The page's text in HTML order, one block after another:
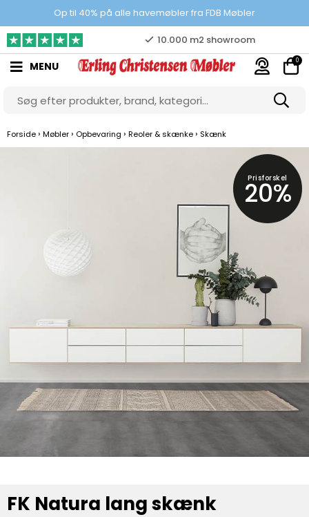
Op til 40% på alle havemøbler fra FDB Møbler
Prisgaranti
10.000 m2 showroom
Gratis & gode parkeringsforhold
MENU 0
Forside › Møbler › Opbevaring › Reoler & skænke › Skænk
Prisforskel
20%
FK Natura lang skænk